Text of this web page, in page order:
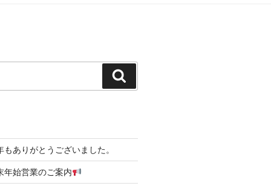
索
ありがとうございました。
年始営業のご案内